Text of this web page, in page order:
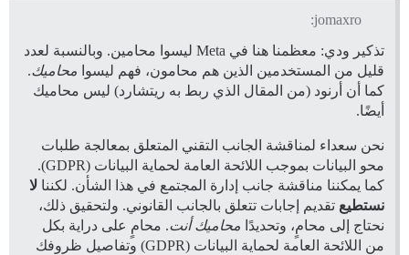
jomaxro:
تذكير ودي: معظمنا هنا في Meta ليسوا محامين. وبالنسبة لعدد
قليل من المستخدمين الذين هم محامون، فهم ليسوا محاميك.
كما أن أرنود (من المقال الذي ربط به ريتشارد) ليس محاميك
أيضًا.
نحن سعداء لمناقشة الجانب التقني المتعلق بمعالجة طلبات
محو البيانات بموجب اللائحة العامة لحماية البيانات (GDPR).
كما يمكننا مناقشة جانب إدارة المجتمع في هذا الشأن. لكننا لا
نستطيع تقديم إجابات تتعلق بالجانب القانوني. ولتحقيق ذلك،
نحتاج إلى محامٍ، وتحديدًا محاميك أنت. محامٍ على دراية بكل
من اللائحة العامة لحماية البيانات (GDPR) وتفاصيل ظروفك